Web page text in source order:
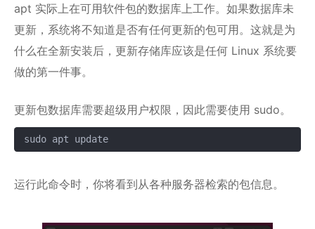
apt 实际上在可用软件包的数据库上工作。如果数据库未
更新，系统将不知道是否有任何更新的包可用。这就是为
什么在全新安装后，更新存储库应该是任何 Linux 系统要
做的第一件事。
更新包数据库需要超级用户权限，因此需要使用 sudo。
sudo apt update
运行此命令时，你将看到从各种服务器检索的包信息。